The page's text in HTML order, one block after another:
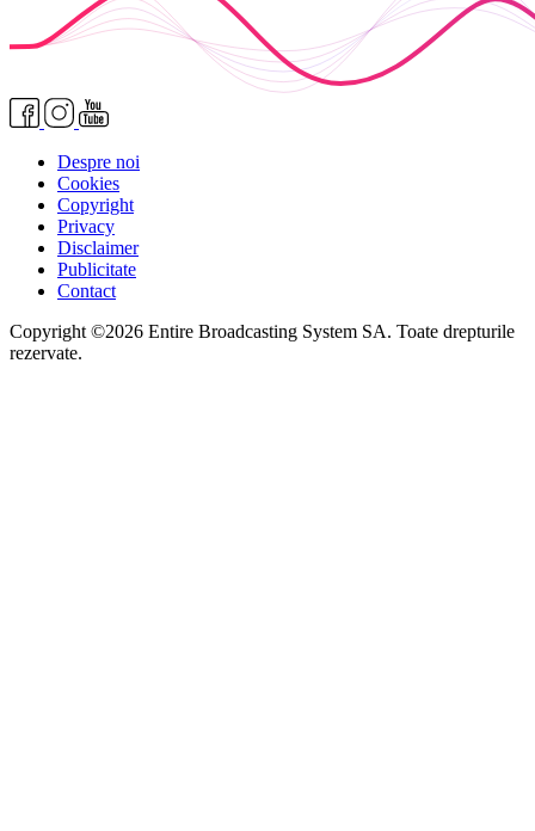
Despre noi
Cookies
Copyright
Privacy
Disclaimer
Publicitate
Contact
Copyright ©2026 Entire Broadcasting System SA. Toate drepturile
rezervate.